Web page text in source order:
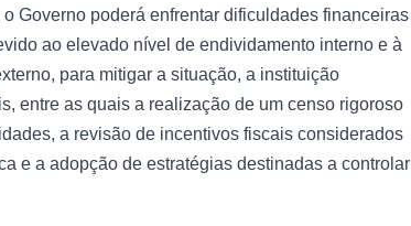
Governo poderá enfrentar dificuldades financeiras
ao elevado nível de endividamento interno e à
para mitigar a situação, a instituição
entre as quais a realização de um censo rigoroso
a revisão de incentivos fiscais considerados
e a adopção de estratégias destinadas a controlar